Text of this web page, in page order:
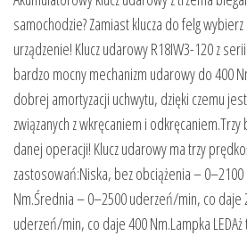
samochodzie? Zamiast klucza do felg
urządzenie! Klucz udarowy R18IW3-120 z
bardzo mocny mechanizm udarowy do 400
dobrej amortyzacji uchwytu, dzięki czemu
związanych z wkręcaniem i
danej operacji! Klucz udarowy ma trzy
zastosowań:Niska, bez obciążenia –
Nm.Średnia – 0–2500 uderzeń/min, co daje
uderzeń/min, co daje 400 Nm.Lampka LEDAż